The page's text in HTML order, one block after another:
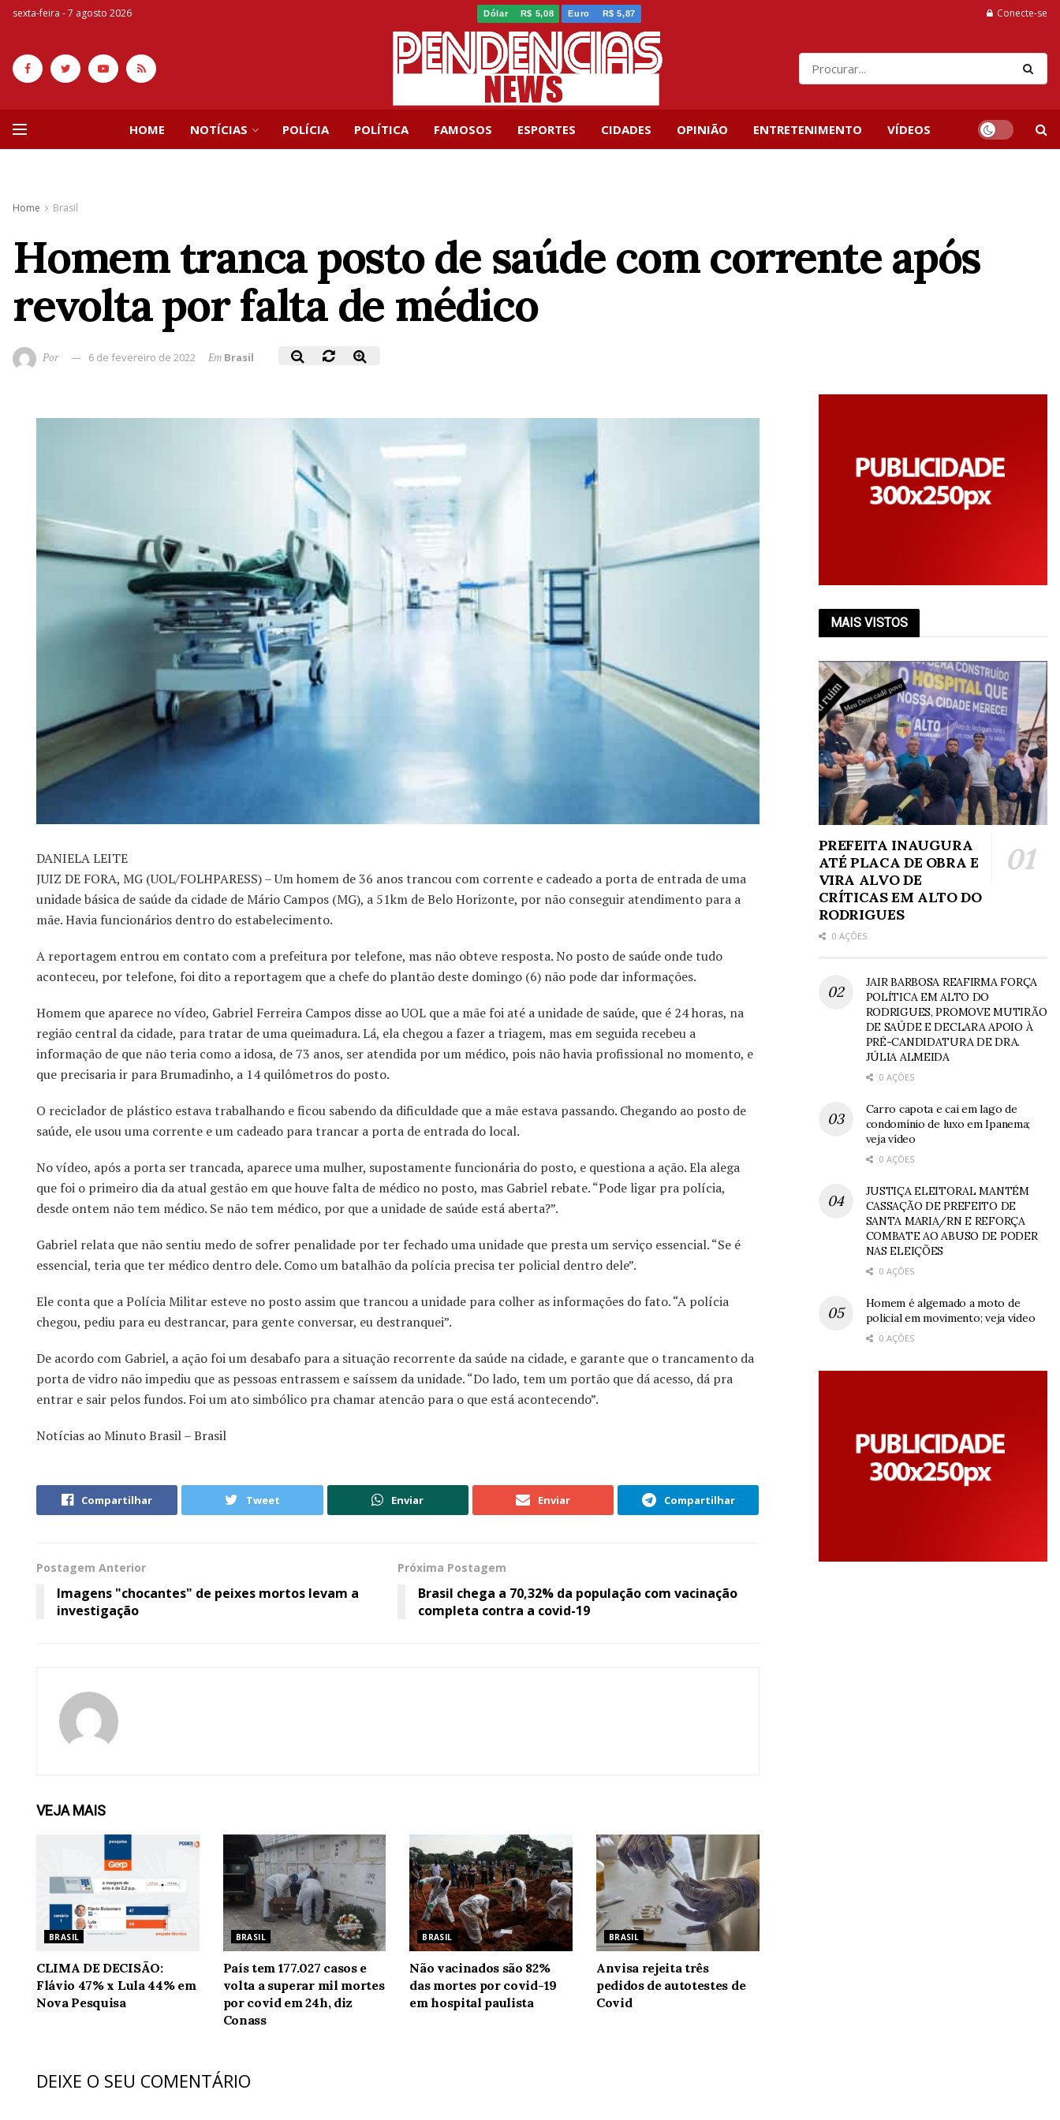
sexta-feira - 7 agosto 2026 Dólar R$ 5,08 Euro R$ 5,87 Conecte-se
HOME NOTÍCIAS POLÍCIA POLÍTICA FAMOSOS ESPORTES CIDADES OPINIÃO ENTRETENIMENTO VÍDEOS
Home Brasil
Homem tranca posto de saúde com corrente após
revolta por falta de médico
Por 6 de fevereiro de 2022 Em Brasil
DANIELA LEITE
JUIZ DE FORA, MG (UOL/FOLHPARESS) – Um homem de 36 anos trancou com corrente e cadeado a porta de entrada de uma
unidade básica de saúde da cidade de Mário Campos (MG), a 51km de Belo Horizonte, por não conseguir atendimento para a
mãe. Havia funcionários dentro do estabelecimento.
A reportagem entrou em contato com a prefeitura por telefone, mas não obteve resposta. No posto de saúde onde tudo
aconteceu, por telefone, foi dito a reportagem que a chefe do plantão deste domingo (6) não pode dar informações.
Homem que aparece no vídeo, Gabriel Ferreira Campos disse ao UOL que a mãe foi até a unidade de saúde, que é 24 horas, na
região central da cidade, para tratar de uma queimadura. Lá, ela chegou a fazer a triagem, mas em seguida recebeu a
informação de que não teria como a idosa, de 73 anos, ser atendida por um médico, pois não havia profissional no momento, e
que precisaria ir para Brumadinho, a 14 quilômetros do posto.
O reciclador de plástico estava trabalhando e ficou sabendo da dificuldade que a mãe estava passando. Chegando ao posto de
saúde, ele usou uma corrente e um cadeado para trancar a porta de entrada do local.
No vídeo, após a porta ser trancada, aparece uma mulher, supostamente funcionária do posto, e questiona a ação. Ela alega
que foi o primeiro dia da atual gestão em que houve falta de médico no posto, mas Gabriel rebate. “Pode ligar pra polícia,
desde ontem não tem médico. Se não tem médico, por que a unidade de saúde está aberta?”.
Gabriel relata que não sentiu medo de sofrer penalidade por ter fechado uma unidade que presta um serviço essencial. “Se é
essencial, teria que ter médico dentro dele. Como um batalhão da polícia precisa ter policial dentro dele”.
Ele conta que a Polícia Militar esteve no posto assim que trancou a unidade para colher as informações do fato. “A polícia
chegou, pediu para eu destrancar, para gente conversar, eu destranquei”.
De acordo com Gabriel, a ação foi um desabafo para a situação recorrente da saúde na cidade, e garante que o trancamento da
porta de vidro não impediu que as pessoas entrassem e saíssem da unidade. “Do lado, tem um portão que dá acesso, dá pra
entrar e sair pelos fundos. Foi um ato simbólico pra chamar atencão para o que está acontecendo”.
Notícias ao Minuto Brasil – Brasil
Compartilhar Tweet Enviar Enviar Compartilhar
Postagem Anterior
Imagens "chocantes" de peixes mortos levam a
investigação
Próxima Postagem
Brasil chega a 70,32% da população com vacinação
completa contra a covid-19
VEJAMAIS
BRASIL
CLIMA DE DECISÃO:
Flávio 47% x Lula 44% em
Nova Pesquisa
BRASIL
País tem 177.027 casos e
volta a superar mil mortes
por covid em 24h, diz
Conass
BRASIL
Não vacinados são 82%
das mortes por covid-19
em hospital paulista
BRASIL
Anvisa rejeita três
pedidos de autotestes de
Covid
DEIXE O SEU COMENTÁRIO
MAIS VISTOS
PREFEITA INAUGURA
ATÉ PLACA DE OBRA E
VIRA ALVO DE
CRÍTICAS EM ALTO DO
RODRIGUES
0 AÇÕES
JAIR BARBOSA REAFIRMA FORÇA
POLÍTICA EM ALTO DO
RODRIGUES, PROMOVE MUTIRÃO
DE SAÚDE E DECLARA APOIO À
PRÉ-CANDIDATURA DE DRA.
JÚLIA ALMEIDA
0 AÇÕES
Carro capota e cai em lago de
condomínio de luxo em Ipanema;
veja vídeo
0 AÇÕES
JUSTIÇA ELEITORAL MANTÉM
CASSAÇÃO DE PREFEITO DE
SANTA MARIA/RN E REFORÇA
COMBATE AO ABUSO DE PODER
NAS ELEIÇÕES
0 AÇÕES
Homem é algemado a moto de
policial em movimento; veja vídeo
0 AÇÕES